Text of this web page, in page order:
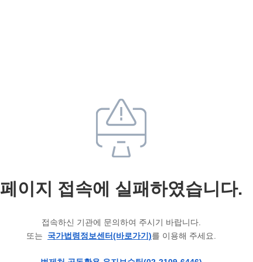
페이지 접속에 실패하였습니다.
접속하신 기관에 문의하여 주시기 바랍니다.
또는 국가법령정보센터(바로가기)를 이용해 주세요.